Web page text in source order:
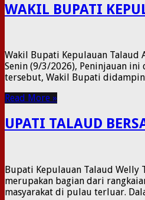
WAKIL BUPATI
Wakil Bupati Kepulauan Talaud
Senin (9/3/2026), Peninjauan
tersebut, Wakil Bupati
Read More »
UPATI TALAUD
Bupati Kepulauan Talaud Welly
merupakan bagian dari
masyarakat di pulau terluar.